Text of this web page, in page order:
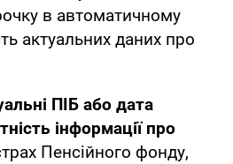
в автоматичному
актуальних даних про
ПІБ або дата
інформації про
Пенсійного фонду,